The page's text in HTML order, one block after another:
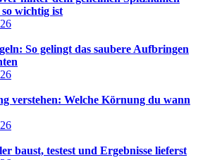
wichtig ist
So gelingt das saubere Aufbringen
verstehen: Welche Körnung du wann
baust, testest und Ergebnisse lieferst